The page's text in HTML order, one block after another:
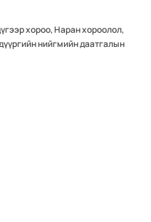
хороо, Наран хороолол,
нийгмийн даатгалын